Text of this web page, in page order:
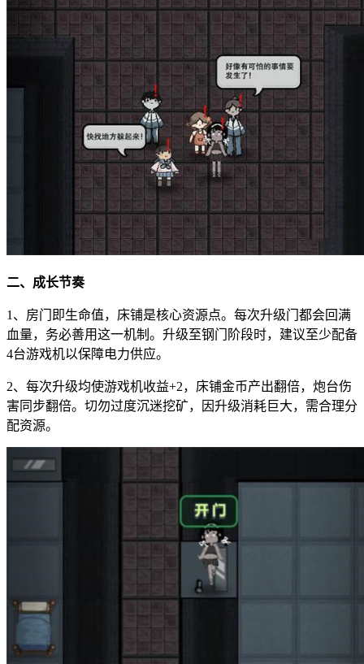
二、成长节奏
1、房门即生命值，床铺是核心资源点。每次升级门都会回满
血量，务必善用这一机制。升级至钢门阶段时，建议至少配备
4台游戏机以保障电力供应。
2、每次升级均使游戏机收益+2，床铺金币产出翻倍，炮台伤
害同步翻倍。切勿过度沉迷挖矿，因升级消耗巨大，需合理分
配资源。